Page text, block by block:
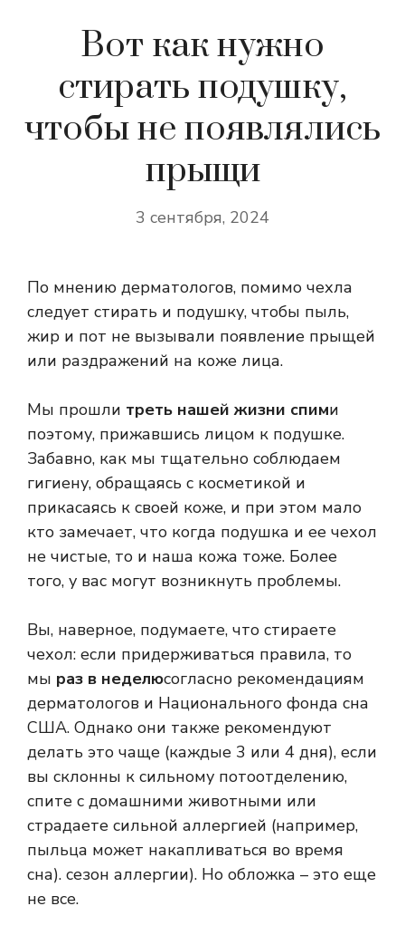
Вот как нужно
стирать подушку,
чтобы не появлялись
прыщи
3 сентября, 2024
По мнению дерматологов, помимо чехла
следует стирать и подушку, чтобы пыль,
жир и пот не вызывали появление прыщей
или раздражений на коже лица.
Мы прошли треть нашей жизни спими
поэтому, прижавшись лицом к подушке.
Забавно, как мы тщательно соблюдаем
гигиену, обращаясь с косметикой и
прикасаясь к своей коже, и при этом мало
кто замечает, что когда подушка и ее чехол
не чистые, то и наша кожа тоже. Более
того, у вас могут возникнуть проблемы.
Вы, наверное, подумаете, что стираете
чехол: если придерживаться правила, то
мы раз в неделюсогласно рекомендациям
дерматологов и Национального фонда сна
США. Однако они также рекомендуют
делать это чаще (каждые 3 или 4 дня), если
вы склонны к сильному потоотделению,
спите с домашними животными или
страдаете сильной аллергией (например,
пыльца может накапливаться во время
сна). сезон аллергии). Но обложка – это еще
не все.